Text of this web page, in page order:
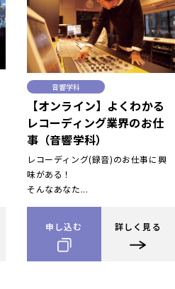
音響学科
【オンライン】よくわかる
レコーディング業界のお仕
事（音響学科）
レコーディング(録音)のお仕事に興
味がある！
そんなあなた...
申し込む 詳しく見る